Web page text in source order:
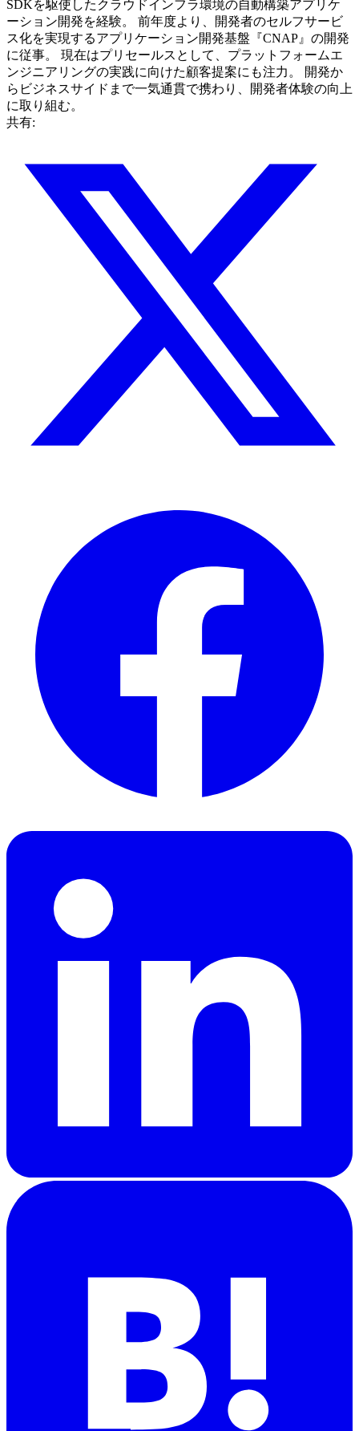
SDKを駆使したクラウドインフラ環境の自動構築アプリケ
ーション開発を経験。 前年度より、開発者のセルフサービ
ス化を実現するアプリケーション開発基盤『CNAP』の開発
に従事。 現在はプリセールスとして、プラットフォームエ
ンジニアリングの実践に向けた顧客提案にも注力。 開発か
らビジネスサイドまで一気通貫で携わり、開発者体験の向上
に取り組む。
共有: